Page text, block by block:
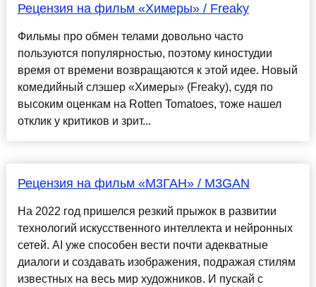
Рецензия на фильм «Химеры» / Freaky
Фильмы про обмен телами довольно часто
пользуются популярностью, поэтому киностудии
время от времени возвращаются к этой идее. Новый
комедийный слэшер «Химеры» (Freaky), судя по
высоким оценкам на Rotten Tomatoes, тоже нашел
отклик у критиков и зрит...
Рецензия на фильм «М3ГАН» / M3GAN
На 2022 год пришелся резкий прыжок в развитии
технологий искусственного интеллекта и нейронных
сетей. AI уже способен вести почти адекватные
диалоги и создавать изображения, подражая стилям
известных на весь мир художников. И пускай с